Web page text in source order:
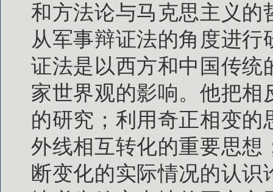
和方法论与马克思主义的
从军事辩证法的角度进
证法是以西方和中国传统
家世界观的影响。他把
的研究；利用奇正相变
外线相互转化的重要思想
断变化的实际情况的认